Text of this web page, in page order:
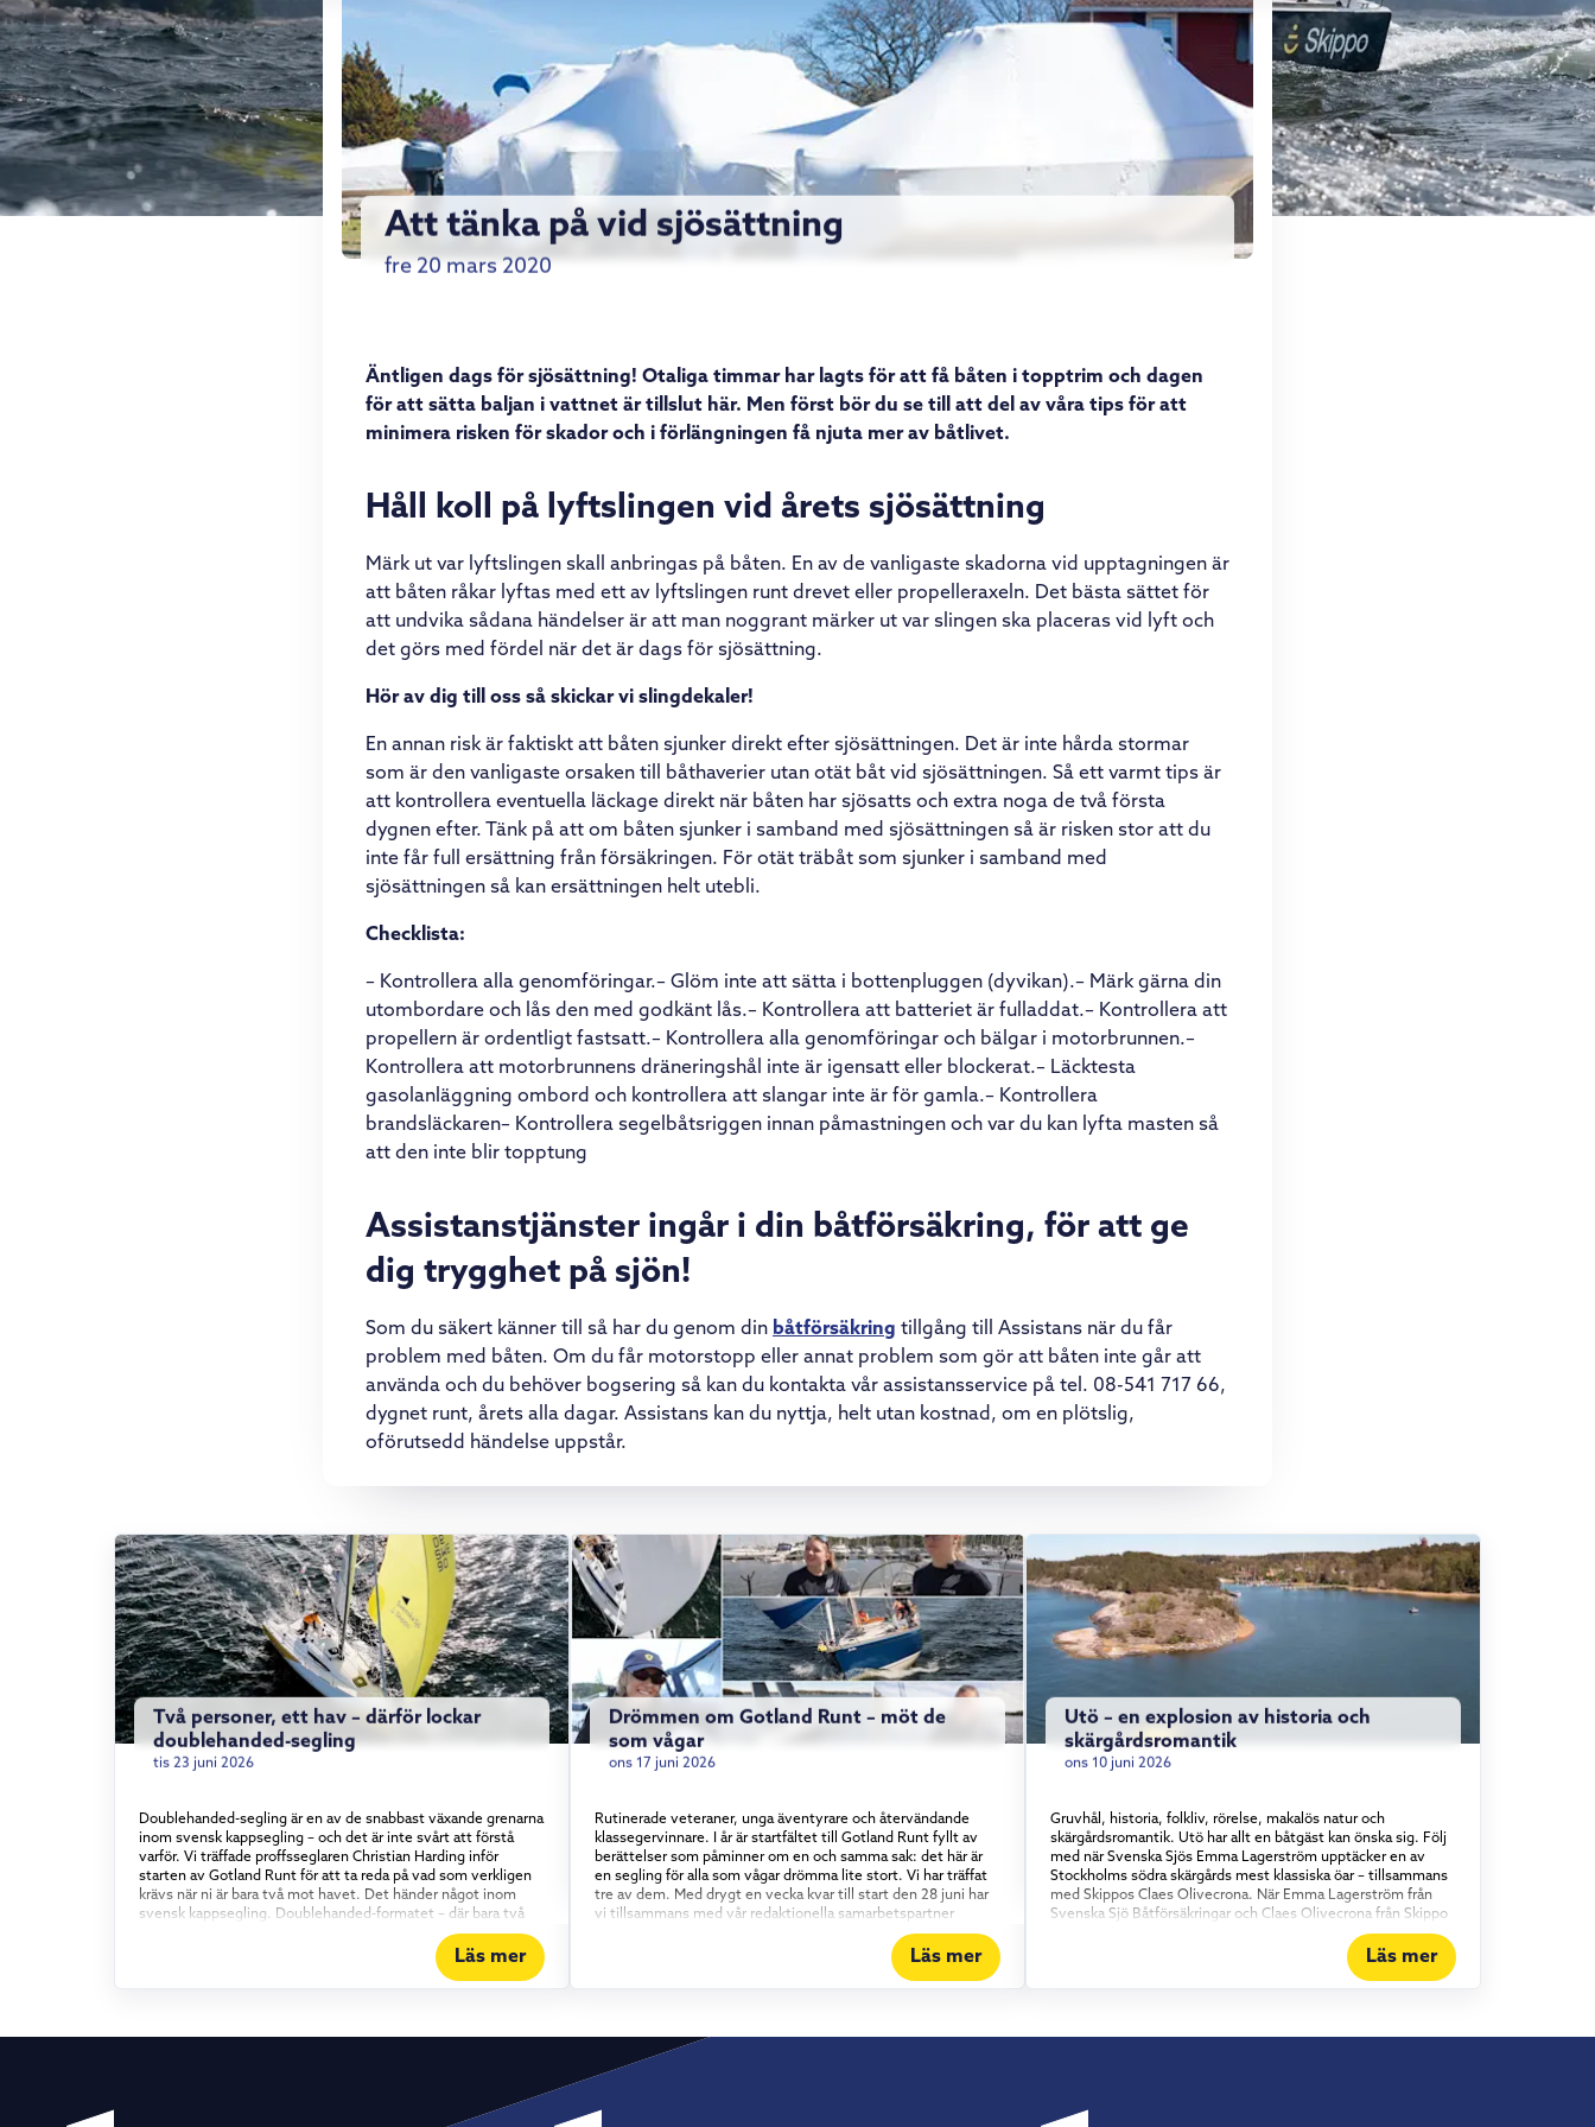
Att tänka på vid sjösättning
fre 20 mars 2020
Äntligen dags för sjösättning! Otaliga timmar har lagts för att få båten i topptrim och dagen
för att sätta baljan i vattnet är tillslut här. Men först bör du se till att del av våra tips för att
minimera risken för skador och i förlängningen få njuta mer av båtlivet.
Håll koll på lyftslingen vid årets sjösättning
Märk ut var lyftslingen skall anbringas på båten. En av de vanligaste skadorna vid upptagningen är
att båten råkar lyftas med ett av lyftslingen runt drevet eller propelleraxeln. Det bästa sättet för
att undvika sådana händelser är att man noggrant märker ut var slingen ska placeras vid lyft och
det görs med fördel när det är dags för sjösättning.
Hör av dig till oss så skickar vi slingdekaler!
En annan risk är faktiskt att båten sjunker direkt efter sjösättningen. Det är inte hårda stormar
som är den vanligaste orsaken till båthaverier utan otät båt vid sjösättningen. Så ett varmt tips är
att kontrollera eventuella läckage direkt när båten har sjösatts och extra noga de två första
dygnen efter. Tänk på att om båten sjunker i samband med sjösättningen så är risken stor att du
inte får full ersättning från försäkringen. För otät träbåt som sjunker i samband med
sjösättningen så kan ersättningen helt utebli.
Checklista:
– Kontrollera alla genomföringar.– Glöm inte att sätta i bottenpluggen (dyvikan).– Märk gärna din
utombordare och lås den med godkänt lås.– Kontrollera att batteriet är fulladdat.– Kontrollera att
propellern är ordentligt fastsatt.– Kontrollera alla genomföringar och bälgar i motorbrunnen.–
Kontrollera att motorbrunnens dräneringshål inte är igensatt eller blockerat.– Läcktesta
gasolanläggning ombord och kontrollera att slangar inte är för gamla.– Kontrollera
brandsläckaren– Kontrollera segelbåtsriggen innan påmastningen och var du kan lyfta masten så
att den inte blir topptung
Assistanstjänster ingår i din båtförsäkring, för att ge
dig trygghet på sjön!
Som du säkert känner till så har du genom din båtförsäkring tillgång till Assistans när du får
problem med båten. Om du får motorstopp eller annat problem som gör att båten inte går att
använda och du behöver bogsering så kan du kontakta vår assistansservice på tel. 08-541 717 66,
dygnet runt, årets alla dagar. Assistans kan du nyttja, helt utan kostnad, om en plötslig,
oförutsedd händelse uppstår.
Två personer, ett hav – därför lockar
doublehanded-segling
tis 23 juni 2026
Doublehanded-segling är en av de snabbast växande grenarna
inom svensk kappsegling – och det är inte svårt att förstå
varför. Vi träffade proffsseglaren Christian Harding inför
starten av Gotland Runt för att ta reda på vad som verkligen
krävs när ni är bara två mot havet. Det händer något inom
svensk kappsegling. Doublehanded-formatet – där bara två
personer bemannar båten – har vuxit stadigt under det
senaste och ett halvt decenniet, och intresset visar inga
tecken på att mattas av. Vi tog en tur med proffsseglaren
utan att varje enskild besättningsmedlem behöver göra
något. Doublehanded är raka motsatsen. – Det är aldrig någon
Läs mer
Drömmen om Gotland Runt – möt de
som vågar
ons 17 juni 2026
Rutinerade veteraner, unga äventyrare och återvändande
klassegervinnare. I år är startfältet till Gotland Runt fyllt av
berättelser som påminner om en och samma sak: det här är
en segling för alla som vågar drömma lite stort. Vi har träffat
tre av dem. Med drygt en vecka kvar till start den 28 juni har
vi tillsammans med vår redaktionella samarbetspartner
Skippo mött några av de besättningar som gör årets upplaga
av Gotland Runt. En sak är tydlig genom alla tre möten:
Gotland Runt är inte bara för proffsen. Erfarenhet möter
Oriole tillsammans med sin pappa. Det är en välbeprövad och
pålitlig kryssare som passar upplägget perfekt. Att segla ihop
Läs mer
Utö – en explosion av historia och
skärgårdsromantik
ons 10 juni 2026
Gruvhål, historia, folkliv, rörelse, makalös natur och
skärgårdsromantik. Utö har allt en båtgäst kan önska sig. Följ
med när Svenska Sjös Emma Lagerström upptäcker en av
Stockholms södra skärgårds mest klassiska öar – tillsammans
med Skippos Claes Olivecrona. När Emma Lagerström från
Svenska Sjö Båtförsäkringar och Claes Olivecrona från Skippo
glider in mot den klassiska skärgårdsön är det som att köra
rakt in i ett stycke svensk sommarhistoria. Här har människor
brutit malm sedan medeltiden, societeten har druckit punsch
ända in i märgen. Seglare, sommargäster, fiskare, konstnärer,
Läs mer